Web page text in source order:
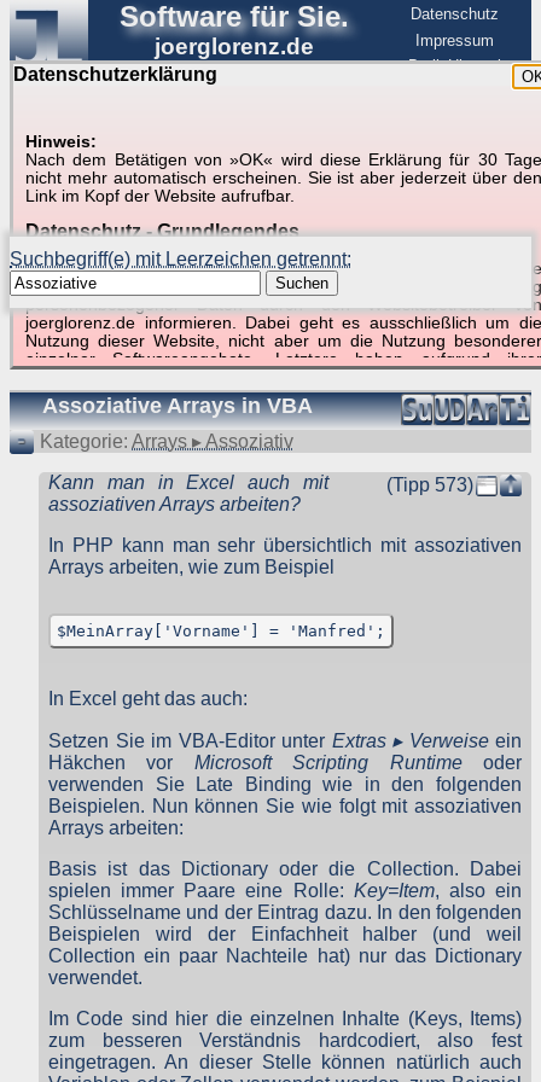
Datenschutzerklärung
Hinweis:
Nach dem Betätigen von »OK« wird diese Erklärung für 30 Tage
nicht mehr automatisch erscheinen. Sie ist aber jederzeit über den
Link im Kopf der Website aufrufbar.
Datenschutz - Grundlegendes
Diese Datenschutzerklärung soll die Nutzer dieser Website über die
Art, den Umfang und den Zweck der Erhebung und Verwendung
personenbezogener Daten durch den Websitebetreiber von
joerglorenz.de informieren. Dabei geht es ausschließlich um die
Nutzung dieser Website, nicht aber um die Nutzung besonderer
einzelner Softwareangebote. Letztere haben aufgrund ihrer
gespeichert werden müssen, die für das Funktionieren erforderlich
sind. Hier ist es wichtig, dass Sie selbst zum Testen dieser
Funktionen möglichst erfundene Daten verwenden. Ansonsten wird
auf die spezifischen Besonderheiten beim jeweiligen Angebot
Generell gilt: Wenn Sie ein Angebot bei den Add-Ins nutzen, bei
dem Daten übertragen werden, werden diese Daten auf dem
Server joerglorenz.de gespeichert. Dies erfolgt in MySQL-Tabellen,
Tabellen einer MySQL-Datenbank also. Diese Daten bleiben nur
zum Zweck der jeweiligen Funktion dort gespeichert, so dass Sie
diese Daten verwenden können. Eine weitere Nutzung dieser
Daten durch den Websitebetreiber oder andere Personen erfolgt
nicht.
behandelt Ihre personenbezogenen Daten vertraulich und
Technologien und die ständige Weiterentwicklung dieser Webseite
Änderungen an dieser Datenschutzerklärung vorgenommen
werden können, empfehlen wir Ihnen, sich die
Datenschutzerklärung in regelmäßigen Abständen wieder
durchzulesen.
Definitionen der verwendeten Begriffe (z.B. “personenbezogene
Daten” oder “Verarbeitung”) finden Sie in Art. 4 DSGVO.
Zugriffsdaten
Wir, der Websitebetreiber bzw. Seitenprovider, erheben aufgrund
unseres berechtigten Interesses (s. Art. 6 Abs. 1 lit. f. DSGVO)
Daten über Zugriffe auf die Website und speichern diese als
„Server-Logfiles“ auf dem Server der Website ab. Folgende Daten
werden so protokolliert:
Besuchte Website und besuchte Webseite
Software für Sie.
joerglorenz.de
Datenschutz
Impressum
BerlinHimmel
Suche in Beispielen und Tipps zu Excel und
VBA
Suchbegriff(e) mit Leerzeichen getrennt:
Suchen
Suchergebnisse (1 Treffer, 1 Begriff)
Assoziative Arrays in VBA
Kategorie: Arrays ▸ Assoziativ
(Tipp 573)
Kann man in Excel auch mit
assoziativen Arrays arbeiten?
In PHP kann man sehr übersichtlich mit assoziativen
Arrays arbeiten, wie zum Beispiel
$MeinArray['Vorname'] = 'Manfred';
In Excel geht das auch:
Setzen Sie im VBA-Editor unter Extras ▸ Verweiseein
Häkchen vor Microsoft Scripting Runtimeoder
verwenden Sie Late Binding wie in den folgenden
Beispielen. Nun können Sie wie folgt mit assoziativen
Arrays arbeiten:
Basis ist das Dictionary oder die Collection. Dabei
spielen immer Paare eine Rolle: Key=Item, also ein
Schlüsselname und der Eintrag dazu. In den folgenden
Beispielen wird der Einfachheit halber (und weil
Collection ein paar Nachteile hat) nur das Dictionary
verwendet.
Im Code sind hier die einzelnen Inhalte (Keys, Items)
zum besseren Verständnis hardcodiert, also fest
eingetragen. An dieser Stelle können natürlich auch